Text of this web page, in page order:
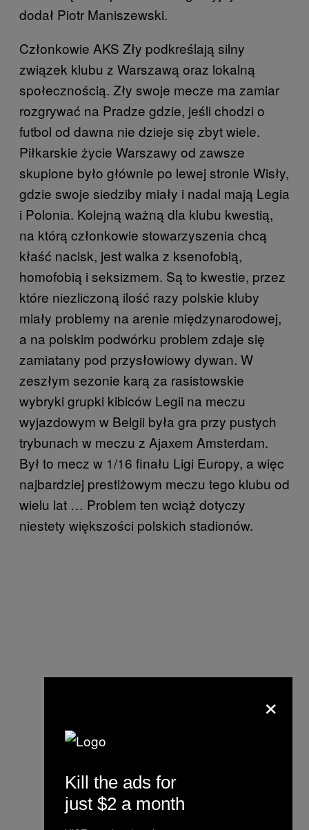
dodał Piotr Maniszewski.
Członkowie AKS Zły podkreślają silny
związek klubu z Warszawą oraz lokalną
społecznością. Zły swoje mecze ma zamiar
rozgrywać na Pradze gdzie, jeśli chodzi o
futbol od dawna nie dzieje się zbyt wiele.
Piłkarskie życie Warszawy od zawsze
skupione było głównie po lewej stronie Wisły,
gdzie swoje siedziby miały i nadal mają Legia
i Polonia. Kolejną ważną dla klubu kwestią,
na którą członkowie stowarzyszenia chcą
kłaść nacisk, jest walka z ksenofobią,
homofobią i seksizmem. Są to kwestie, przez
które niezliczoną ilość razy polskie kluby
miały problemy na arenie międzynarodowej,
a na polskim podwórku problem zdaje się
zamiatany pod przysłowiowy dywan. W
zeszłym sezonie karą za rasistowskie
wybryki grupki kibiców Legii na meczu
wyjazdowym w Belgii była gra przy pustych
trybunach w meczu z Ajaxem Amsterdam.
Był to mecz w 1/16 finału Ligi Europy, a więc
najbardziej prestiżowym meczu tego klubu od
wielu lat … Problem ten wciąż dotyczy
niestety większości polskich stadionów.
×
Kill the ads for
just $2 a month